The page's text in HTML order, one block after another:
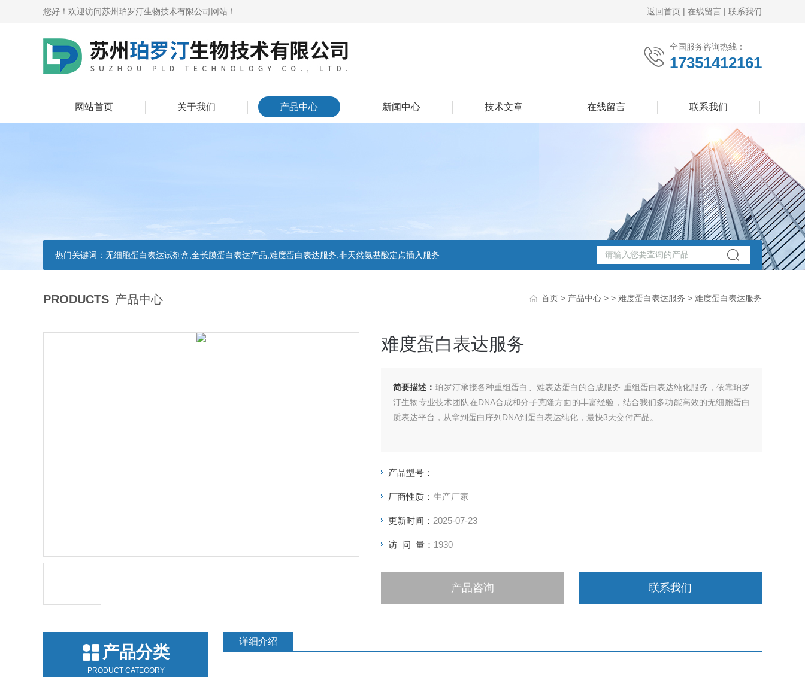
您好！欢迎访问苏州珀罗汀生物技术有限公司网站！ 返回首页 | 在线留言 | 联系我们
全国服务咨询热线：
17351412161
网站首页 关于我们 产品中心 新闻中心 技术文章 在线留言 联系我们
热门关键词： 无细胞蛋白表达试剂盒,全长膜蛋白表达产品,难度蛋白表达服务,非天然氨基酸定点插入服务
PRODUCTS 产品中心 首页 > 产品中心 > > 难度蛋白表达服务 > 难度蛋白表达服务
难度蛋白表达服务
简要描述：珀罗汀承接各种重组蛋白、难表达蛋白的合成服务 重组蛋白表达纯化服务，依靠珀罗
汀生物专业技术团队在DNA合成和分子克隆方面的丰富经验，结合我们多功能高效的无细胞蛋白
质表达平台，从拿到蛋白序列DNA到蛋白表达纯化，最快3天交付产品。
产品型号：
厂商性质： 生产厂家
更新时间： 2025-07-23
访 问 量： 1930
产品咨询 联系我们
产品分类
PRODUCT CATEGORY
详细介绍